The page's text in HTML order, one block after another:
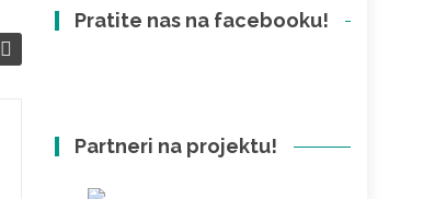
26
SVI
Razlike između
Pratite nas na facebooku!
Partneri na projektu!